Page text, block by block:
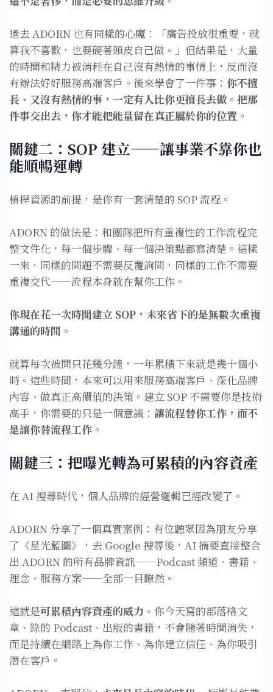
過去 ADORN 也有同樣的心魔：「廣告投放很重要，就
算我不喜歡，也要硬著頭皮自己做。」但結果是，大量
的時間和精力被消耗在自己沒有熱情的事情上，反而沒
有辦法好好服務高端客戶。後來學會了一件事： 你不擅
長、又沒有熱情的事，一定有人比你更擅長去做。把那
件事交出去，你才能把能量留在真正屬於你的位置。
關鍵二：SOP 建立——讓事業不靠你也
能順暢運轉
槓桿資源的前提，是你有一套清楚的 SOP 流程。
ADORN 的做法是：和團隊把所有重複性的工作流程完
整文件化，每一個步驟、每一個決策點都寫清楚。這樣
一來，同樣的問題不需要反覆詢問，同樣的工作不需要
重複交代——流程本身就在幫你工作。
你現在花一次時間建立 SOP，未來省下的是無數次重複
溝通的時間。
就算每次被問只花幾分鐘，一年累積下來就是幾十個小
時。這些時間，本來可以用來服務高端客戶、深化品牌
內容、做真正高價值的決策。建立 SOP 不需要你是技術
高手，你需要的只是一個意識： 讓流程替你工作，而不
是讓你替流程工作。
關鍵三：把曝光轉為可累積的內容資產
在 AI 搜尋時代，個人品牌的經營邏輯已經改變了。
ADORN 分享了一個真實案例：有位聽眾因為朋友分享
了《星光藍圖》，去 Google 搜尋後，AI 摘要直接整合
出 ADORN 的所有品牌資訊——Podcast 頻道、書籍、
理念、服務方案——全部一目瞭然。
這就是可累積內容資產的威力 。你今天寫的部落格文
章、錄的 Podcast、出版的書籍，不會隨著時間消失，
而是持續在網路上為你工作、為你建立信任、為你吸引
潛在客戶。